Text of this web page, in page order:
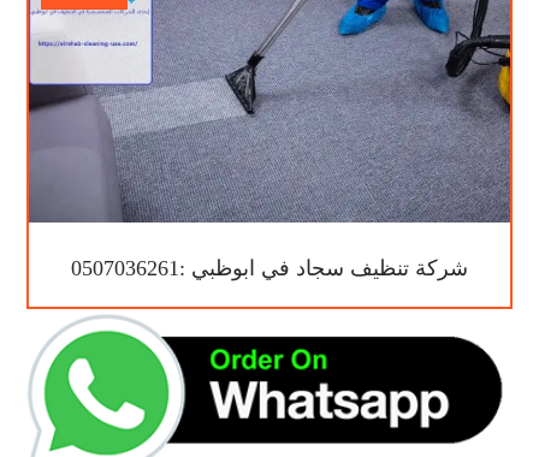
شركة تنظيف سجاد في ابوظبي :0507036261